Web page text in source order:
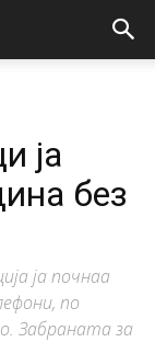
ја
без
ја почнаа
по
Забраната за